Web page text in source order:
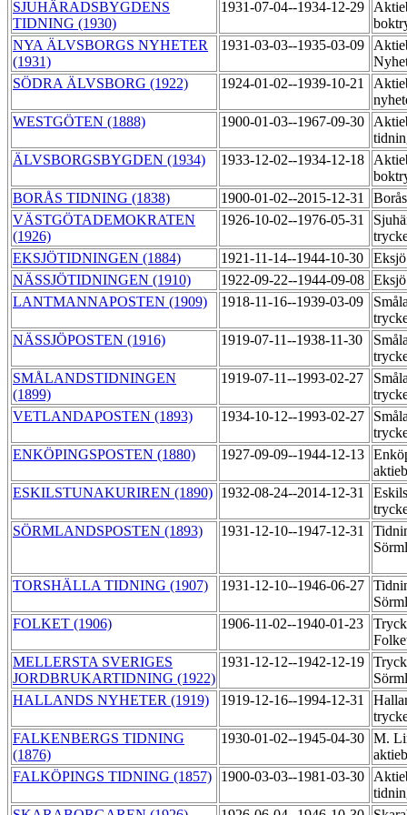
SJUHÄRADSBYGDENS
TIDNING (1930)
1931-07-04--1934-12-29
NYA ÄLVSBORGS NYHETER
(1931)
1931-03-03--1935-03-09
SÖDRA ÄLVSBORG (1922)
1924-01-02--1939-10-21
WESTGÖTEN (1888)
1900-01-03--1967-09-30
ÄLVSBORGSBYGDEN (1934)
1933-12-02--1934-12-18
BORÅS TIDNING (1838)
1900-01-02--2015-12-31
VÄSTGÖTADEMOKRATEN
(1926)
1926-10-02--1976-05-31
EKSJÖTIDNINGEN (1884)
1921-11-14--1944-10-30
NÄSSJÖTIDNINGEN (1910)
1922-09-22--1944-09-08
LANTMANNAPOSTEN (1909)
1918-11-16--1939-03-09
NÄSSJÖPOSTEN (1916)
1919-07-11--1938-11-30
SMÅLANDSTIDNINGEN
(1899)
1919-07-11--1993-02-27
VETLANDAPOSTEN (1893)
1934-10-12--1993-02-27
ENKÖPINGSPOSTEN (1880)
1927-09-09--1944-12-13
ESKILSTUNAKURIREN (1890) 1932-08-24--2014-12-31
SÖRMLANDSPOSTEN (1893)
1931-12-10--1947-12-31
TORSHÄLLA TIDNING (1907) 1931-12-10--1946-06-27
FOLKET (1906)
1906-11-02--1940-01-23
MELLERSTA SVERIGES
JORDBRUKARTIDNING (1922)
1931-12-12--1942-12-19
HALLANDS NYHETER (1919)
1919-12-16--1994-12-31
FALKENBERGS TIDNING
(1876)
1930-01-02--1945-04-30 M.
FALKÖPINGS TIDNING (1857)
1900-03-03--1981-03-30